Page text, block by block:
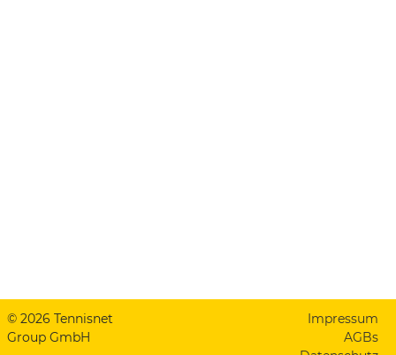
© 2026 Tennisnet
Group GmbH
Impressum
AGBs